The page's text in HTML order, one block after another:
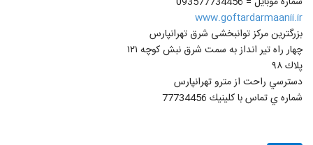
www.goftardarmaanii.ir
بزرگترین مرکز توانبخشى شرق تهرانپارس
چهار راه تير انداز به سمت شرق نبش كوچه ١٢١
پلاك ٩٨
دسترسي راحت از مترو تهرانپارس
شماره ي تماس با كلينيك 77734456